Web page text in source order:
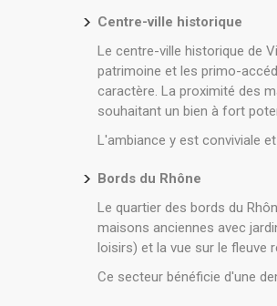
Centre-ville historique
Le centre-ville historique de
patrimoine et les primo-
caractère. La proximité des
souhaitant un bien à fort
L'ambiance y est conviviale
Bords du Rhône
Le quartier des bords du
maisons anciennes avec
loisirs) et la vue sur le fleuve
Ce secteur bénéficie d'une